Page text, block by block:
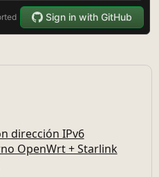
dirección IPv6
OpenWrt + Starlink